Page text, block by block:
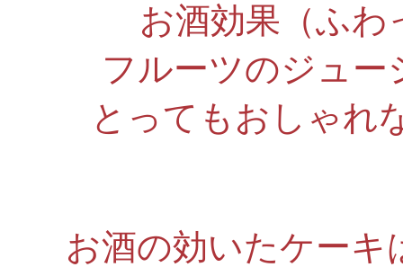
お酒効果（ふわ
フルーツのジュ
とってもおしゃれ
お酒の効いたケー